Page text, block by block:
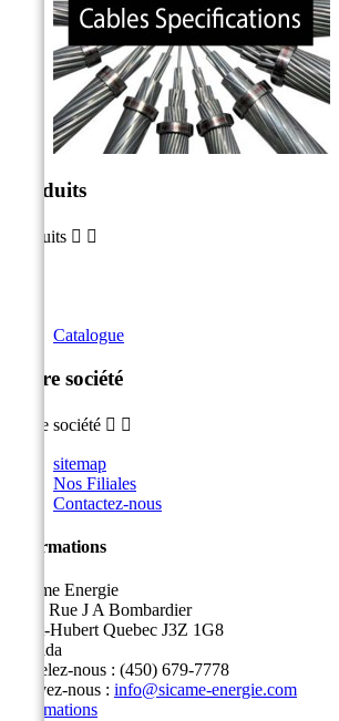
Produits
Produits  
Catalogue
Notre société
Notre société  
sitemap
Nos Filiales
Contactez-nous
Informations
Sicame Energie
5400 Rue J A Bombardier
Saint-Hubert Quebec J3Z 1G8
Canada
Appelez-nous : (450) 679-7778
Écrivez-nous : info@sicame-energie.com
Informations